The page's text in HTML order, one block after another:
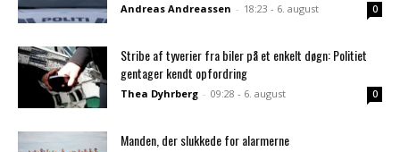
Andreas Andreassen - 18:23 - 6. august 0
Stribe af tyverier fra biler på et enkelt døgn: Politiet
gentager kendt opfordring
Thea Dyhrberg - 09:28 - 6. august 0
Manden, der slukkede for alarmerne